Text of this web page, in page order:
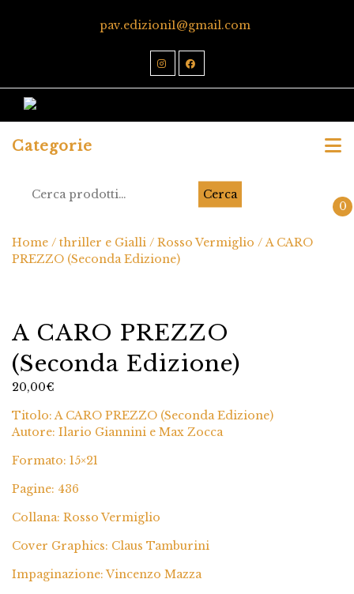
pav.edizioni1@gmail.com
Categorie
Cerca
0
Home / thriller e Gialli / Rosso Vermiglio / A CARO
PREZZO (Seconda Edizione)
A CARO PREZZO
(Seconda Edizione)
20,00€
Titolo: A CARO PREZZO (Seconda Edizione)
Autore: Ilario Giannini e Max Zocca
Formato: 15×21
Pagine: 436
Collana: Rosso Vermiglio
Cover Graphics: Claus Tamburini
Impaginazione: Vincenzo Mazza